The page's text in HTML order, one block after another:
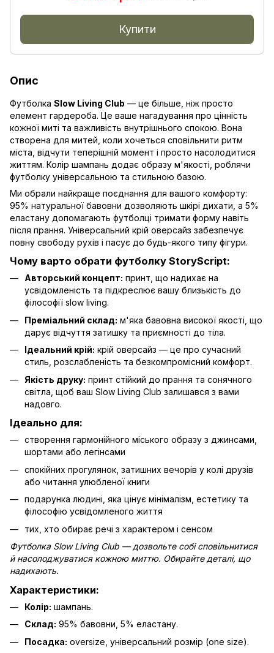
Купити
Опис
Футболка Slow Living Club — це більше, ніж просто
елемент гардероба. Це ваше нагадування про цінність
кожної миті та важливість внутрішнього спокою. Вона
створена для митей, коли хочеться сповільнити ритм
міста, відчути теперішній момент і просто насолодитися
життям. Колір шампань додає образу м'якості, роблячи
футболку універсальною та стильною базою.
Ми обрали найкраще поєднання для вашого комфорту:
95% натуральної бавовни дозволяють шкірі дихати, а 5%
еластану допомагають футболці тримати форму навіть
після прання. Універсальний крій оверсайз забезпечує
повну свободу рухів і пасує до будь-якого типу фігури.
Чому варто обрати футболку StoryScript:
Авторський концепт: принт, що надихає на
усвідомленість та підкреслює вашу близькість до
філософії slow living.
Преміальний склад: м'яка бавовна високої якості, що
дарує відчуття затишку та приємності до тіла.
Ідеальний крій: крій оверсайз — це про сучасний
стиль, розслабленість та безкомпромісний комфорт.
Якість друку: принт стійкий до прання та сонячного
світла, щоб ваш Slow Living Club залишався з вами
надовго.
Ідеально для:
створення гармонійного міського образу з джинсами,
шортами або легінсами
спокійних прогулянок, затишних вечорів у колі друзів
або читання улюбленої книги
подарунка людині, яка цінує мінімалізм, естетику та
філософію усвідомленого життя
тих, хто обирає речі з характером і сенсом
Футболка Slow Living Club — дозвольте собі сповільнитися
й насолоджуватися кожною миттю. Обирайте деталі, що
надихають.
Характеристики:
Колір: шампань.
Склад: 95% бавовни, 5% еластану.
Посадка: oversize, універсальний розмір (one size).